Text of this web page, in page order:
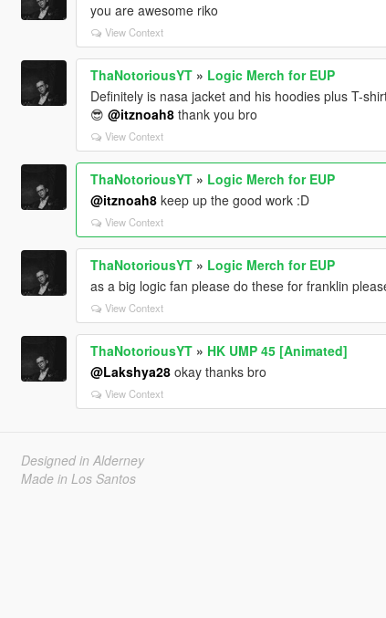
you are awesome riko
View Context
ThaNotoriousYT» Logic Merch for EUP
Definitely is nasa jacket and his hoodies plus T-
😎 @itznoah8thank you bro
View Context
ThaNotoriousYT» Logic Merch for EUP
@itznoah8keep up the good work :D
View Context
ThaNotoriousYT» Logic Merch for EUP
as a big logic fan please do these for franklin
View Context
ThaNotoriousYT» HK UMP 45 [Animated]
@Lakshya28okay thanks bro
View Context
Designed in Alderney
Made in Los Santos